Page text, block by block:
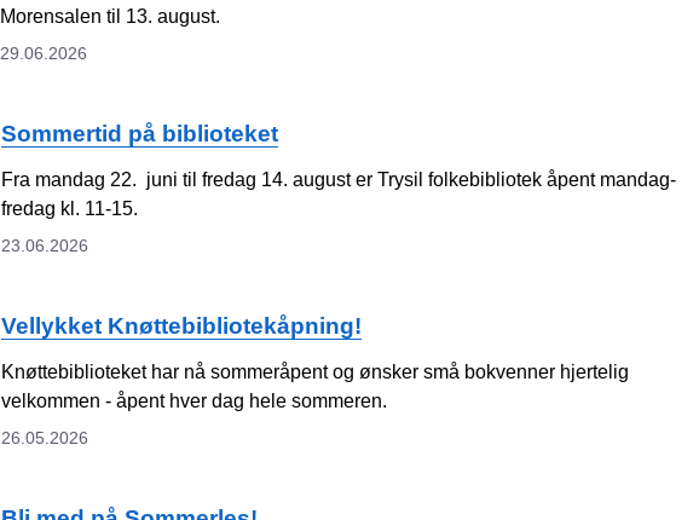
Morensalen til 13. august.
29.06.2026
Sommertid på biblioteket
Fra mandag 22. juni til fredag 14. august er Trysil folkebibliotek åpent mandag-
fredag kl. 11-15.
23.06.2026
Vellykket Knøttebibliotekåpning!
Knøttebiblioteket har nå sommeråpent og ønsker små bokvenner hjertelig
velkommen - åpent hver dag hele sommeren.
26.05.2026